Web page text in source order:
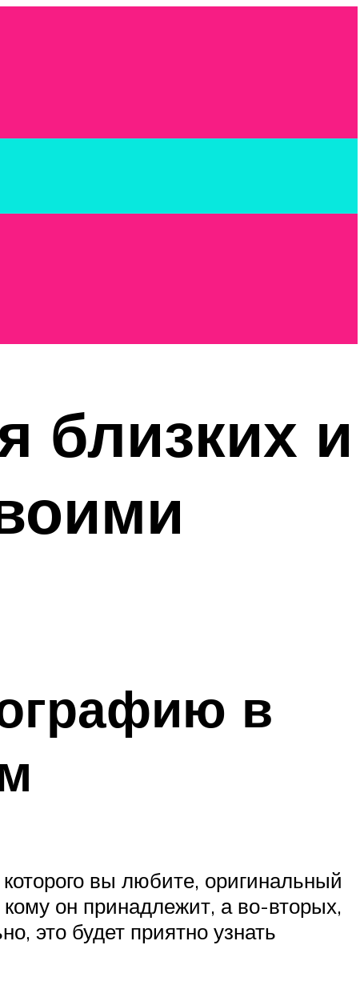
близких и
в
вы любите, оригинальный
он принадлежит, а во-вторых,
это будет приятно узнать